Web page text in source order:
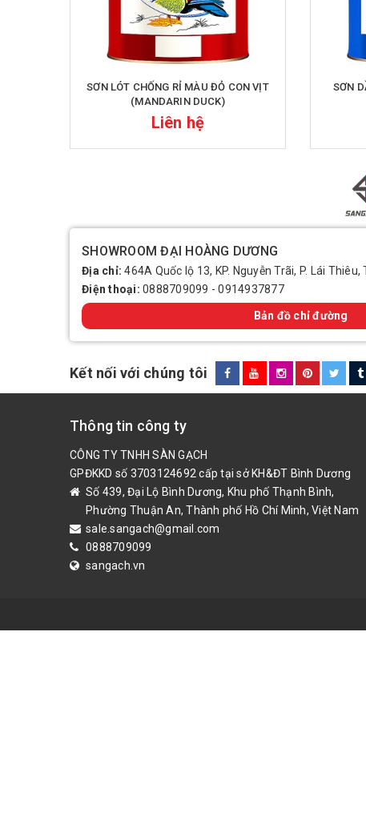
SƠN LÓT CHỐNG RỈ MÀU ĐỎ CON VỊT
(MANDARIN DUCK)
Liên hệ
SƠN
SHOWROOM ĐẠI HOÀNG DƯƠNG
Địa chỉ:464A Quốc lộ 13, KP. Nguyễn Trãi, P. Lái Thiêu,
Điện thoại: 0888709099 -0914937877
Bản đồ chỉ đường
Kết nối với chúng tôi
Thông tin công ty
CÔNG TY TNHH SÀN GẠCH
GPĐKKD số 3703124692 cấp tại sở KH&ĐT Bình Dương
Số 439, Đại Lộ Bình Dương, Khu phố Thạnh Bình,
Phường Thuận An, Thành phố Hồ Chí Minh, Việt Nam
sale.sangach@gmail.com
0888709099
sangach.vn